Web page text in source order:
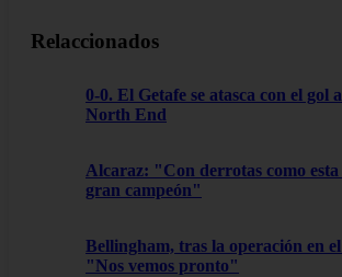
Relaccionados
0-0. El Getafe se atasca con el gol
North End
Alcaraz: "Con derrotas como
gran campeón"
Bellingham, tras la operación en
"Nos vemos pronto"